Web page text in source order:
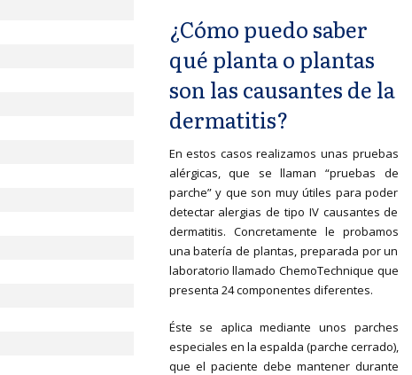
¿Cómo puedo saber
qué planta o plantas
son las causantes de la
dermatitis?
En estos casos realizamos unas pruebas
alérgicas, que se llaman “pruebas de
parche” y que son muy útiles para poder
detectar alergias de tipo IV causantes de
dermatitis. Concretamente le probamos
una batería de plantas, preparada por un
laboratorio llamado ChemoTechnique que
presenta 24 componentes diferentes.
Éste se aplica mediante unos parches
especiales en la espalda (parche cerrado),
que el paciente debe mantener durante